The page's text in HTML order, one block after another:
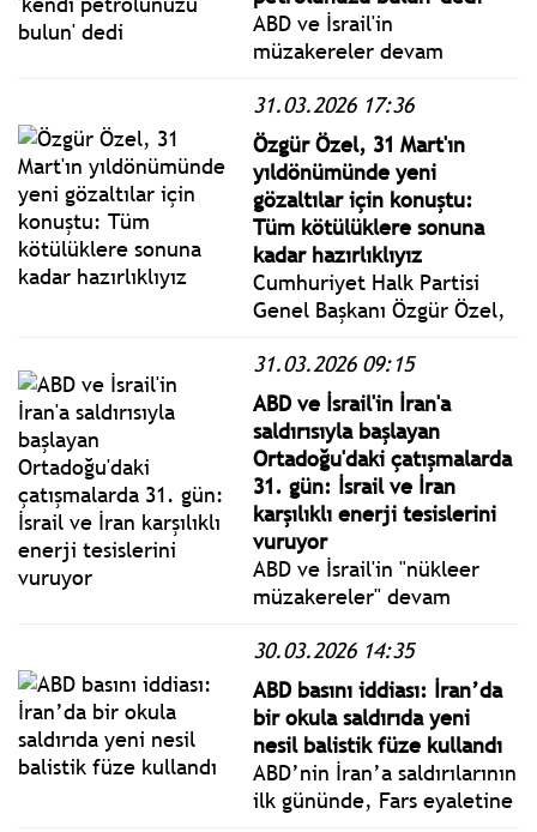
ABD ve İsrail'in
müzakereler devam
vurmasıyla başlayan savaş,
tüm şiddetiyle Lübnan ve
İran'da devam ediyor.
31.03.2026 17:36
Özgür Özel, 31 Mart'ın
yıldönümünde yeni
gözaltılar için konuştu:
Tüm kötülüklere sonuna
kadar hazırlıklıyız
Cumhuriyet Halk Partisi
Genel Başkanı Özgür Özel,
Genel Merkezinde basın
toplantısında konuştu.
31.03.2026 09:15
ABD ve İsrail'in İran'a
saldırısıyla başlayan
Ortadoğu'daki çatışmalarda
31. gün: İsrail ve İran
karşılıklı enerji tesislerini
vuruyor
ABD ve İsrail'in "nükleer
müzakereler" devam
vurmasıyla başlayan ve
İran'ın misilleme
saldırılarıyla devam eden
Orta Doğu'daki savaşta 32.
güne girildi.
30.03.2026 14:35
ABD basını iddiası: İran’da
bir okula saldırıda yeni
nesil balistik füze kullandı
ABD’nin İran’a saldırılarının
ilk gününde, Fars eyaletine